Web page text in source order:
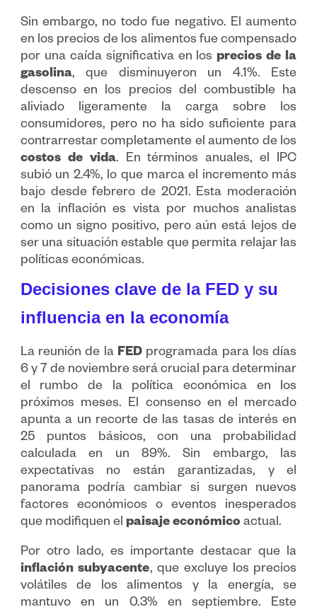
Sin embargo, no todo fue negativo. El aumento
en los precios de los alimentos fue compensado
por una caída significativa en los precios de la
gasolina, que disminuyeron un 4.1%. Este
descenso en los precios del combustible ha
aliviado ligeramente la carga sobre los
consumidores, pero no ha sido suficiente para
contrarrestar completamente el aumento de los
costos de vida. En términos anuales, el IPC
subió un 2.4%, lo que marca el incremento más
bajo desde febrero de 2021. Esta moderación
en la inflación es vista por muchos analistas
como un signo positivo, pero aún está lejos de
ser una situación estable que permita relajar las
políticas económicas.
Decisiones clave de la FED y su
influencia en la economía
La reunión de la FED programada para los días
6 y 7 de noviembre será crucial para determinar
el rumbo de la política económica en los
próximos meses. El consenso en el mercado
apunta a un recorte de las tasas de interés en
25 puntos básicos, con una probabilidad
calculada en un 89%. Sin embargo, las
expectativas no están garantizadas, y el
panorama podría cambiar si surgen nuevos
factores económicos o eventos inesperados
que modifiquen el paisaje económico actual.
Por otro lado, es importante destacar que la
inflación subyacente, que excluye los precios
volátiles de los alimentos y la energía, se
mantuvo en un 0.3% en septiembre. Este